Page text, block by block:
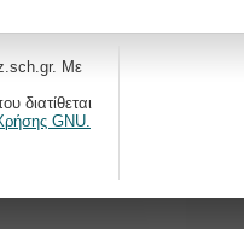
Με
διατίθεται
GNU.